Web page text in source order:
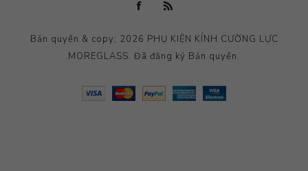
Bản quyền & copy; 2026 PHỤ KIỆN KÍNH CƯỜNG LỰC
MOREGLASS. Đã đăng ký Bản quyền.